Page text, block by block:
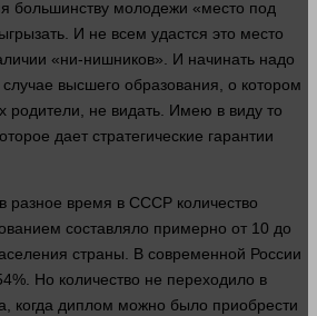
большинству молодежи «место под
И не всем удастся это место
«ни-нишников». И начинать надо
случае высшего образования, о котором
родители, не видать. Имею в виду то
дает стратегические гарантии
разное время в СССР количество
составляло примерно от 10 до
страны . В современной России
Но количество не переходило в
когда диплом можно было приобрести